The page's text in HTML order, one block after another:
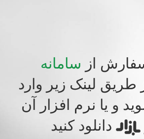
از سامانه
طریق لینک زیر وارد
و یا نرم افزار آن
دانلود کنید